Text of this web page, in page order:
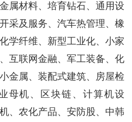
属材料、培育钻石、通用设
采及服务、汽车热管理、橡
学纤维、新型工业化、小家
互联网金融、军工装备、化
金属、装配式建筑、房屋检
母机、区块链、计算机设
、农化产品、安防股、中韩